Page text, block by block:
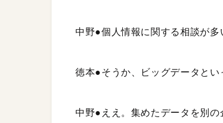
中野●個人情報に関する相談が多
徳本●そうか、ビッグデータと
中野●ええ。集めたデータを別